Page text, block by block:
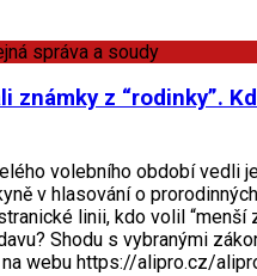
správa a soudy
známky z “rodinky”.
volebního období vedli
v hlasování o
linii, kdo volil “menší
Shodu s vybranými
na webu https://alipro.cz/